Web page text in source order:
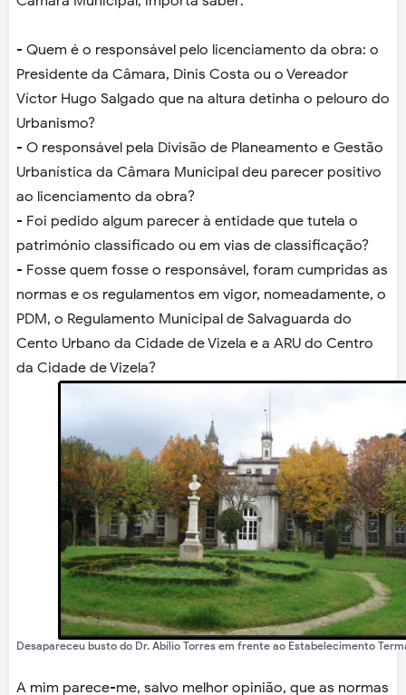
- Quem é o responsável pelo licenciamento da obra: o
Presidente da Câmara, Dinis Costa ou o Vereador
Víctor Hugo Salgado que na altura detinha o pelouro do
Urbanismo?
- O responsável pela Divisão de Planeamento e Gestão
Urbanística da Câmara Municipal deu parecer positivo
ao licenciamento da obra?
- Foi pedido algum parecer à entidade que tutela o
património classificado ou em vias de classificação?
- Fosse quem fosse o responsável, foram cumpridas as
normas e os regulamentos em vigor, nomeadamente, o
PDM, o Regulamento Municipal de Salvaguarda do
Cento Urbano da Cidade de Vizela e a ARU do Centro
da Cidade de Vizela?
Desapareceu busto do Dr. Abílio Torres em frente ao Estabelecimento
A mim parece-me, salvo melhor opinião, que as normas